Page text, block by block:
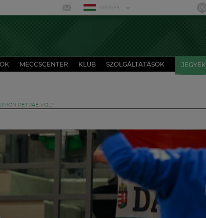
MAGYAR
MECCSCENTER KLUB SZOLGÁLTATÁSOK JEGYEK
PETRÁÉ VOLT